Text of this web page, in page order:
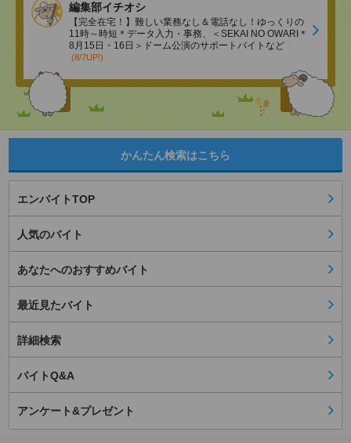
編集部イチオシ
【完全在宅！】難しい業務なし＆電話なし！ゆっくりの
11時～時短＊データ入力・事務、＜SEKAI NO OWARI＊
8月15日・16日＞ドーム公演のサポートバイトなど
(8/7UP!)
かんたん検索はこちら
エンバイトTOP
人気のバイト
あなたへのおすすめバイト
最近見たバイト
詳細検索
バイトQ&A
アンケート&プレゼント